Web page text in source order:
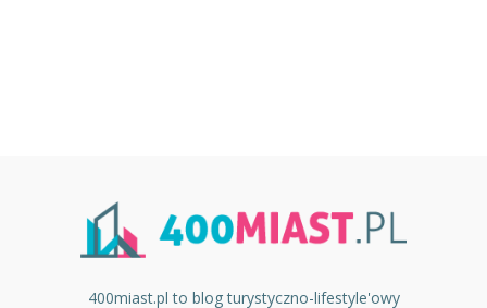
400miast.pl to blog turystyczno-lifestyle'owy